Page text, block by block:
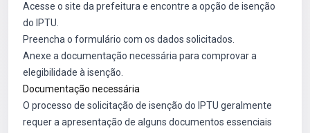
Acesse o site da prefeitura e encontre a opção de isenção
do IPTU.
Preencha o formulário com os dados solicitados.
Anexe a documentação necessária para comprovar a
elegibilidade à isenção.
Documentação necessária
O processo de solicitação de isenção do IPTU geralmente
requer a apresentação de alguns documentos essenciais